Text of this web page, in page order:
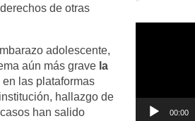
de otras
adolescente,
aún más grave la
las plataformas
hallazgo de
han salido
00:00